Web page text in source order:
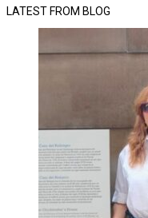
LATEST FROM BLOG